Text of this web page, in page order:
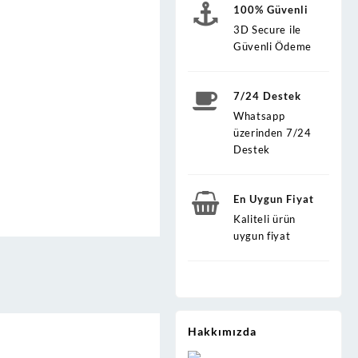
100% Güvenli
3D Secure ile
Güvenli Ödeme
7/24 Destek
Whatsapp
üzerinden 7/24
Destek
En Uygun Fiyat
Kaliteli ürün
uygun fiyat
Hakkımızda